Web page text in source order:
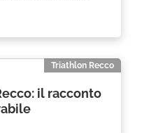
Triathlon Recco
il racconto